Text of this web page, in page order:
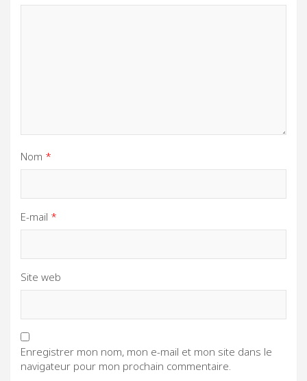
Nom *
E-mail *
Site web
Enregistrer mon nom, mon e-mail et mon site dans le
navigateur pour mon prochain commentaire.